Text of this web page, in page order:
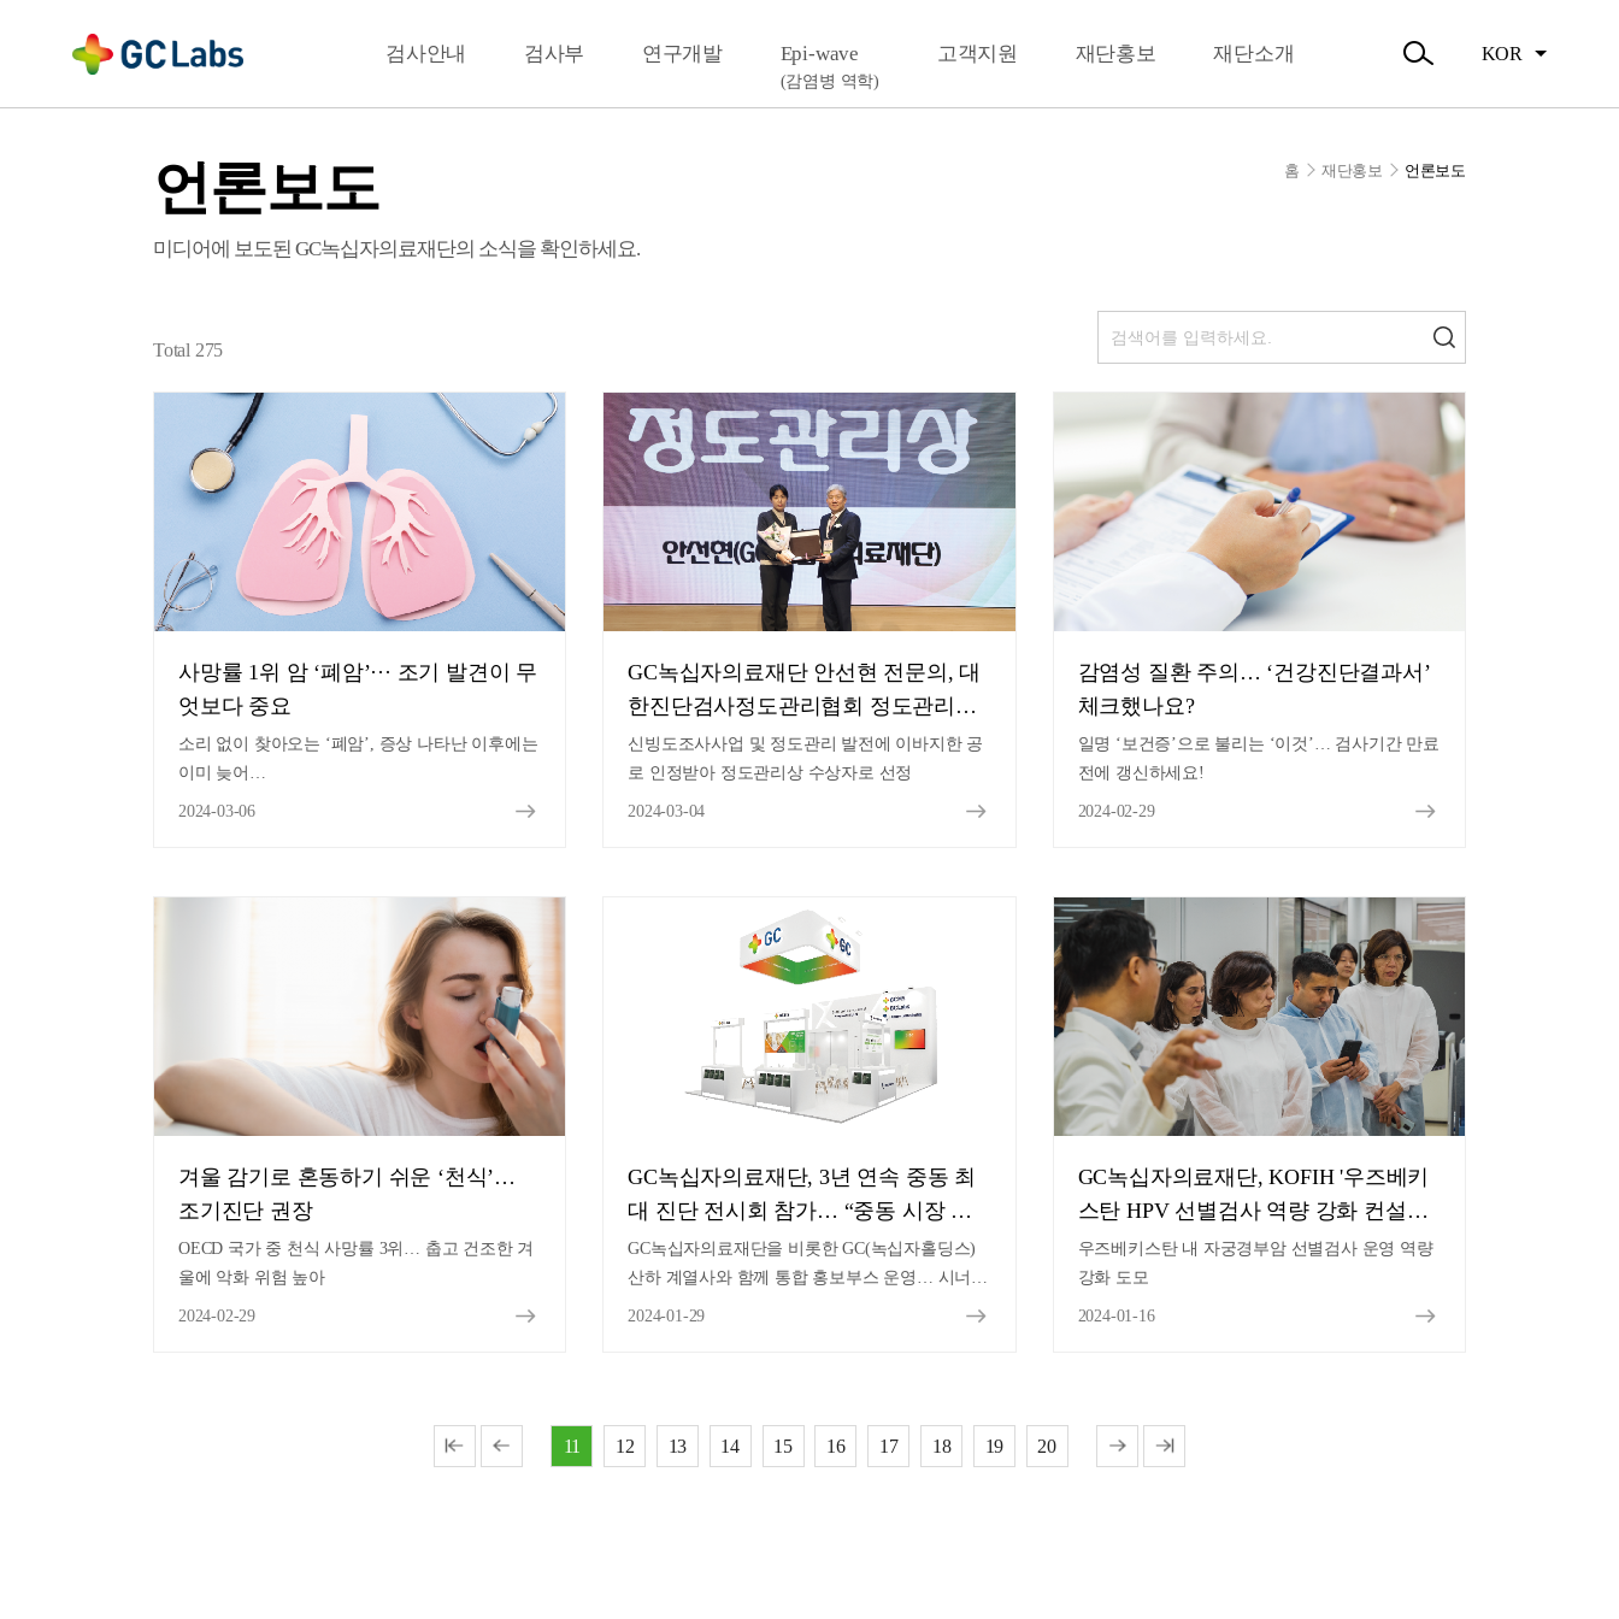
뉴
검사안내
결과확인 검사부 연구개발 Epi-wave
(감염병 역학)
고객지원 재단홍보
활동소식
재단소개
검
열
KOR
홈 재단홍보 언론보도
언론보도
미디어에 보도된 GC녹십자의료재단의 소식을 확인하세요.
Total 275
사망률 1위 암 ‘폐암’··· 조기 발견이 무
엇보다 중요
소리 없이 찾아오는 ‘폐암’, 증상 나타난 이후에는
이미 늦어…
2024-03-06
GC녹십자의료재단 안선현 전문의, 대
한진단검사정도관리협회 정도관리상
수상
신빙도조사사업 및 정도관리 발전에 이바지한 공
로 인정받아 정도관리상 수상자로 선정
2024-03-04
감염성 질환 주의… ‘건강진단결과서’
체크했나요?
일명 ‘보건증’으로 불리는 ‘이것’… 검사기간 만료
전에 갱신하세요!
2024-02-29
겨울 감기로 혼동하기 쉬운 ‘천식’…
조기진단 권장
OECD 국가 중 천식 사망률 3위… 춥고 건조한 겨
울에 악화 위험 높아
2024-02-29
GC녹십자의료재단, 3년 연속 중동 최
대 진단 전시회 참가… “중동 시장 진
출 확대”
GC녹십자의료재단을 비롯한 GC(녹십자홀딩스)
산하 계열사와 함께 통합 홍보부스 운영… 시너지
도모
2024-01-29
GC녹십자의료재단, KOFIH '우즈베키
스탄 HPV 선별검사 역량 강화 컨설팅
사업' 수행 성료
우즈베키스탄 내 자궁경부암 선별검사 운영 역량
강화 도모
2024-01-16
11 12 13 14 15 16 17 18 19 20